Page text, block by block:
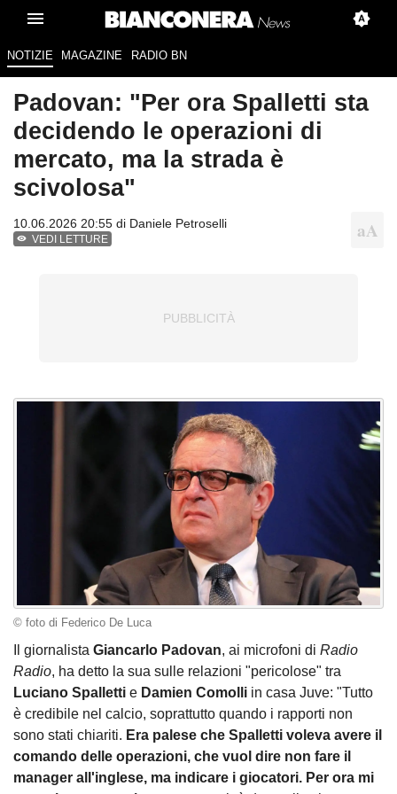
NOTIZIE MAGAZINE RADIO BN
Padovan: "Per ora Spalletti sta
decidendo le operazioni di
mercato, ma la strada è
scivolosa"
10.06.2026 20:55 di Daniele Petroselli
VEDI LETTURE
© foto di Federico De Luca
Il giornalista Giancarlo Padovan, ai microfoni di Radio
Radio, ha detto la sua sulle relazioni "pericolose" tra
Luciano Spalletti e Damien Comolli in casa Juve: "Tutto
è credibile nel calcio, soprattutto quando i rapporti non
sono stati chiariti. Era palese che Spalletti voleva avere il
comando delle operazioni, che vuol dire non fare il
manager all'inglese, ma indicare i giocatori. Per ora mi